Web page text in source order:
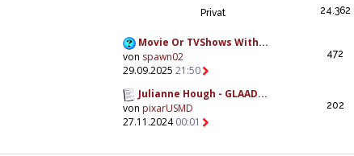
Privat 24.362
Movie Or TVShows With...
von spawn02
29.09.2025 21:50
472
Julianne Hough - GLAAD...
von pixarUSMD
27.11.202400:01
202